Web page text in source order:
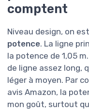
comptent
Niveau design, on
potence. La ligne
la potence de 1,05
de ligne assez long,
léger à moyen. Par
avis Amazon, la
mon goût, surtout